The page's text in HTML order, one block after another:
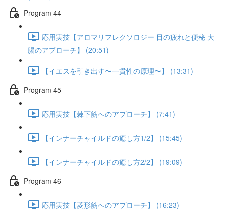
Program 44
応用実技【アロマリフレクソロジー 目の疲れと便秘 大
腸のアプローチ】 (20:51)
【イエスを引き出す〜一貫性の原理〜】 (13:31)
Program 45
応用実技【棘下筋へのアプローチ】 (7:41)
【インナーチャイルドの癒し方1/2】 (15:45)
【インナーチャイルドの癒し方2/2】 (19:09)
Program 46
応用実技【菱形筋へのアプローチ】 (16:23)